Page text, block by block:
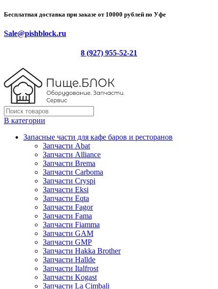
Бесплатная доставка при заказе от 10000 рублей по Уфе
Sale@pishblock.ru
8 (927) 955-52-21
В категории
Запасные части для кафе баров и ресторанов
Запчасти Abat
Запчасти Alliance
Запчасти Brema
Запчасти Carboma
Запчасти Cryspi
Запчасти Eksi
Запчасти Eqta
Запчасти Fagor
Запчасти Fama
Запчасти Fiamma
Запчасти GAM
Запчасти GMP
Запчасти Hakka Brother
Запчасти Hallde
Запчасти Italfrost
Запчасти Kogast
Запчасти La Cimbali